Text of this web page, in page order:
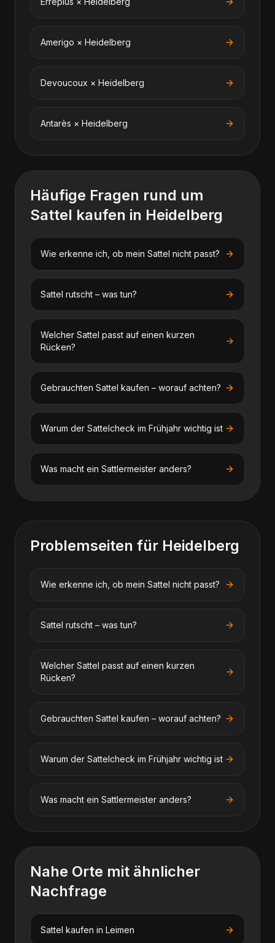
Amerigo × Heidelberg
Devoucoux × Heidelberg
Antarès × Heidelberg
Häufige Fragen rund um
Sattel kaufen in Heidelberg
Wie erkenne ich, ob mein Sattel nicht passt?
Sattel rutscht – was tun?
Welcher Sattel passt auf einen kurzen
Rücken?
Gebrauchten Sattel kaufen – worauf achten?
Warum der Sattelcheck im Frühjahr wichtig ist
Was macht ein Sattlermeister anders?
Problemseiten für Heidelberg
Wie erkenne ich, ob mein Sattel nicht passt?
Sattel rutscht – was tun?
Welcher Sattel passt auf einen kurzen
Rücken?
Gebrauchten Sattel kaufen – worauf achten?
Warum der Sattelcheck im Frühjahr wichtig ist
Was macht ein Sattlermeister anders?
Nahe Orte mit ähnlicher
Nachfrage
Sattel kaufen in Leimen